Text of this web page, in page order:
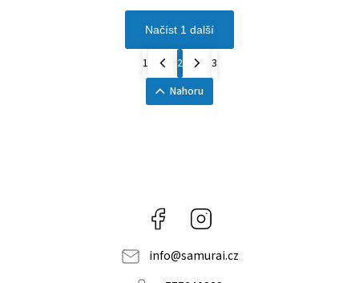
Načíst 1 další
1 2
3
Nahoru
Facebook
info@samurai.cz